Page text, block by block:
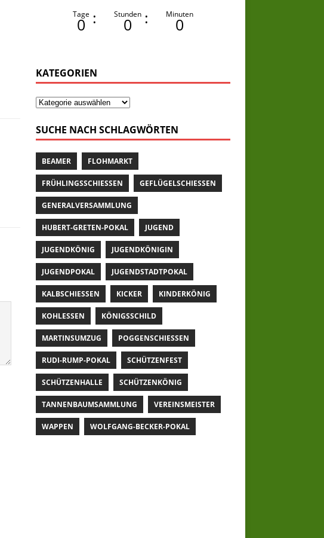
Tage
0 : Stunden
0 : Minuten
0
KATEGORIEN
SUCHE NACH SCHLAGWÖRTEN
BEAMER FLOHMARKT
FRÜHLINGSSCHIESSEN GEFLÜGELSCHIESSEN
GENERALVERSAMMLUNG
HUBERT-GRETEN-POKAL JUGEND
JUGENDKÖNIG JUGENDKÖNIGIN
JUGENDPOKAL JUGENDSTADTPOKAL
KALBSCHIESSEN KICKER KINDERKÖNIG
KOHLESSEN KÖNIGSSCHILD
MARTINSUMZUG POGGENSCHIESSEN
RUDI-RUMP-POKAL SCHÜTZENFEST
SCHÜTZENHALLE SCHÜTZENKÖNIG
TANNENBAUMSAMMLUNG VEREINSMEISTER
WAPPEN WOLFGANG-BECKER-POKAL